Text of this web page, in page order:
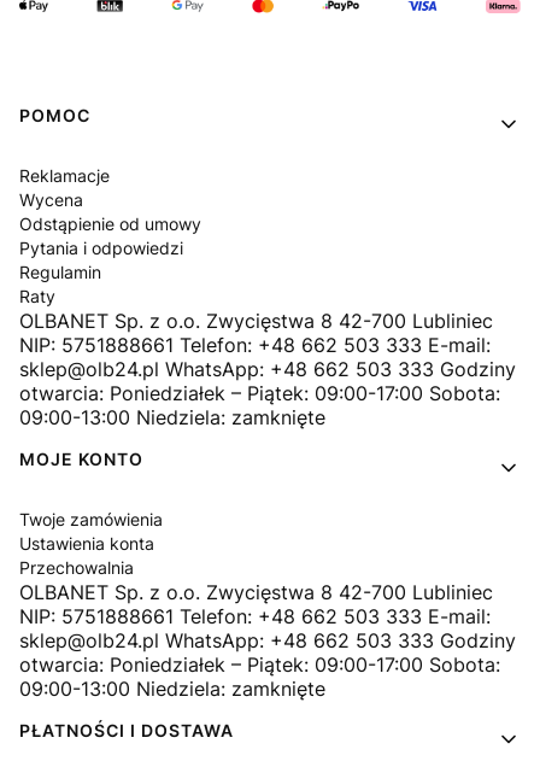
Linki w stopce
POMOC
Reklamacje
Wycena
Odstąpienie od umowy
Pytania i odpowiedzi
Regulamin
Raty
OLBANET Sp. z o.o. Zwycięstwa 8 42-700 Lubliniec
NIP: 5751888661 Telefon: +48 662 503 333 E-mail:
sklep@olb24.pl WhatsApp: +48 662 503 333 Godziny
otwarcia: Poniedziałek – Piątek: 09:00-17:00 Sobota:
09:00-13:00 Niedziela: zamknięte
MOJE KONTO
Twoje zamówienia
Ustawienia konta
Przechowalnia
OLBANET Sp. z o.o. Zwycięstwa 8 42-700 Lubliniec
NIP: 5751888661 Telefon: +48 662 503 333 E-mail:
sklep@olb24.pl WhatsApp: +48 662 503 333 Godziny
otwarcia: Poniedziałek – Piątek: 09:00-17:00 Sobota:
09:00-13:00 Niedziela: zamknięte
PŁATNOŚCI I DOSTAWA